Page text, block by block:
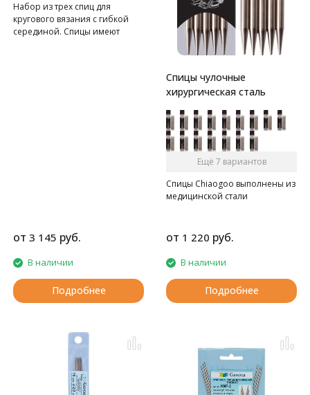
Набор из трех спиц для
кругового вязания с гибкой
серединой. Спицы имеют
от 3 145 руб.
В наличии
Подробнее
Спицы чулочные
хирургическая сталь
Ещё 7 вариантов
Спицы Chiaogoo выполнены из
медицинской стали
от 1 220 руб.
В наличии
Подробнее